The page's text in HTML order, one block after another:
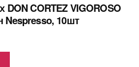
DON CORTEZ VIGOROSO
10шт